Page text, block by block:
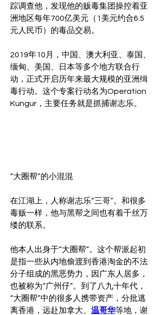
踪调查他，发现他的贩毒集团操控着亚
洲地区每年700亿美元（1美元约合6.5
元人民币）的毒品交易。
2019年10月，中国、澳大利亚、泰国、
缅甸、美国、日本等多个地方联合行
动，正式开启历年来最大规模的亚洲缉
毒行动。这个专案行动名为Operation
Kungur，主要任务就是抓捕谢志乐。
“大圈帮”的小混混
在江湖上，人称谢志乐“三哥”。和很多
毒贩一样，他与黑帮之间也有着千丝万
缕的联系。
他本人出身于“大圈帮”。这个帮派起初
是指一些从内地偷渡到香港淘金的不法
分子组成的黑恶势力，因广东人居多，
也被称为“广州仔”。到了八九十年代，
“大圈帮”中的很多人携带资产，分批逃
离香港，远赴加拿大、 温哥华等地，谢